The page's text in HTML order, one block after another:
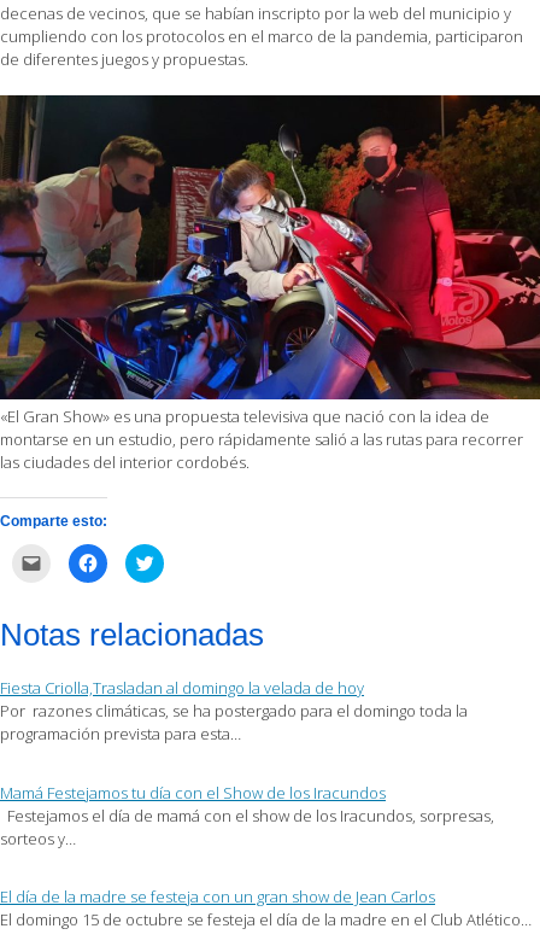
decenas de vecinos, que se habían inscripto por la web del municipio y
cumpliendo con los protocolos en el marco de la pandemia, participaron
de diferentes juegos y propuestas.
«El Gran Show» es una propuesta televisiva que nació con la idea de
montarse en un estudio, pero rápidamente salió a las rutas para recorrer
las ciudades del interior cordobés.
Comparte esto:
correo
electrónico
amigo
(Se
abre
en
Haz
clic
Facebook
(Se
una
ventana
nueva)
Haz
clic
en
Twitter
(Se
una
ventana
nueva)
Notas relacionadas
Fiesta Criolla,Trasladan al domingo la velada de hoy
Por razones climáticas, se ha postergado para el domingo toda la
programación prevista para esta…
Mamá Festejamos tu día con el Show de los Iracundos
Festejamos el día de mamá con el show de los Iracundos, sorpresas,
sorteos y…
El día de la madre se festeja con un gran show de Jean Carlos
El domingo 15 de octubre se festeja el día de la madre en el Club Atlético…